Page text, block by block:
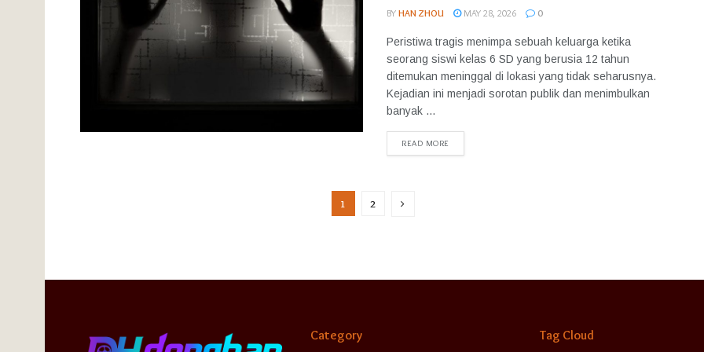
BY HAN ZHOU MAY 28, 2026 0
Peristiwa tragis menimpa sebuah keluarga ketika
seorang siswi kelas 6 SD yang berusia 12 tahun
ditemukan meninggal di lokasi yang tidak seharusnya.
Kejadian ini menjadi sorotan publik dan menimbulkan
banyak ...
READ MORE
1 2
Category Tag Cloud